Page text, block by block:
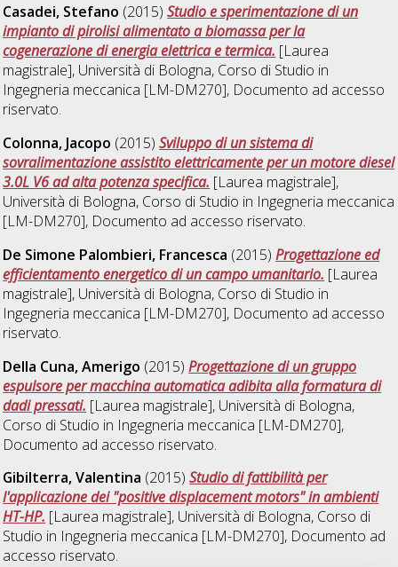
Casadei, Stefano (2015)Studio e sperimentazione di un
impianto di pirolisi alimentato a biomassa per la
cogenerazione di energia elettrica e termica. [Laurea
magistrale], Università di Bologna, Corso di Studio in
Ingegneria meccanica [LM-DM270], Documento ad accesso
riservato.
Colonna, Jacopo (2015)Sviluppo di un sistema di
sovralimentazione assistito elettricamente per un motore diesel
3.0L V6 ad alta potenza specifica. [Laurea magistrale],
Università di Bologna, Corso di Studio in Ingegneria meccanica
[LM-DM270], Documento ad accesso riservato.
De Simone Palombieri, Francesca (2015)Progettazione ed
efficientamento energetico di un campo umanitario. [Laurea
magistrale], Università di Bologna, Corso di Studio in
Ingegneria meccanica [LM-DM270], Documento ad accesso
riservato.
Della Cuna, Amerigo (2015)Progettazione di un gruppo
espulsore per macchina automatica adibita alla formatura di
dadi pressati. [Laurea magistrale], Università di Bologna,
Corso di Studio in Ingegneria meccanica [LM-DM270],
Documento ad accesso riservato.
Gibilterra, Valentina (2015)Studio di fattibilità per
l'applicazione dei "positive displacement motors" in ambienti
HT-HP. [Laurea magistrale], Università di Bologna, Corso di
Studio in Ingegneria meccanica [LM-DM270], Documento ad
accesso riservato.